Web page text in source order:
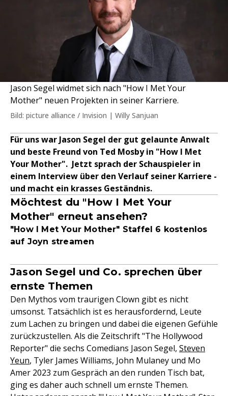
Jason Segel widmet sich nach "How I Met Your
Mother" neuen Projekten in seiner Karriere.
Bild: picture alliance / Invision | Willy Sanjuan
Für uns war Jason Segel der gut gelaunte Anwalt
und beste Freund von Ted Mosby in "How I Met
Your Mother". Jetzt sprach der Schauspieler in
einem Interview über den Verlauf seiner Karriere -
und macht ein krasses Geständnis.
Möchtest du "How I Met Your
Mother" erneut ansehen?
"How I Met Your Mother" Staffel 6 kostenlos
auf Joyn streamen
Jason Segel und Co. sprechen über
ernste Themen
Den Mythos vom traurigen Clown gibt es nicht
umsonst. Tatsächlich ist es herausfordernd, Leute
zum Lachen zu bringen und dabei die eigenen Gefühle
zurückzustellen. Als die Zeitschrift "The Hollywood
Reporter" die sechs Comedians Jason Segel, Steven
Yeun, Tyler James Williams, John Mulaney und Mo
Amer 2023 zum Gespräch an den runden Tisch bat,
ging es daher auch schnell um ernste Themen.